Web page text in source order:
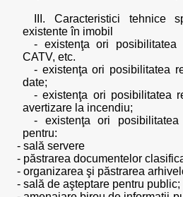
III. Caracteristici tehnice
existente în imobil
- existenţa ori posibilitatea
CATV, etc.
- existenţa ori posibilitatea
date;
- existenţa ori posibilitatea
avertizare la incendiu;
- existenţa ori
pentru:
- sală servere
- păstrarea documentelor
- organizarea şi păstrarea
- sală de aşteptare pentru public;